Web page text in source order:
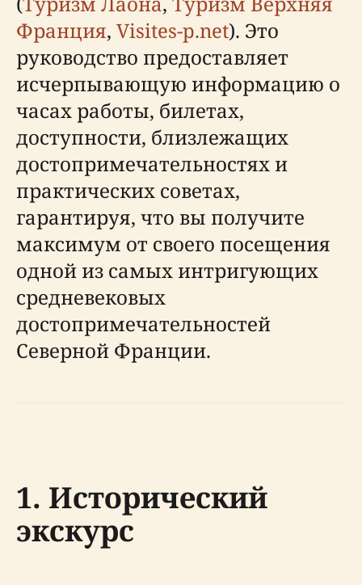
Франция, Visites-p.net). Это
руководство предоставляет
исчерпывающую информацию о
часах работы, билетах,
доступности, близлежащих
достопримечательностях и
практических советах,
гарантируя, что вы получите
максимум от своего посещения
одной из самых интригующих
средневековых
достопримечательностей
Северной Франции.
1. Исторический
экскурс